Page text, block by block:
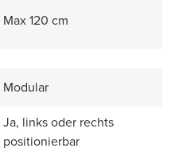
Max 120 cm
Modular
Ja, links oder rechts
positionierbar